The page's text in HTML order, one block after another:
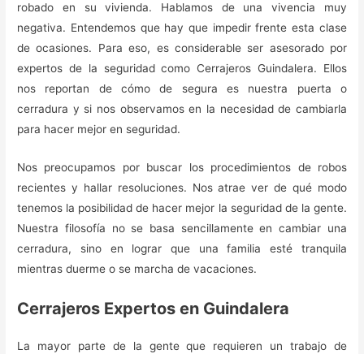
robado en su vivienda. Hablamos de una vivencia muy
negativa. Entendemos que hay que impedir frente esta clase
de ocasiones. Para eso, es considerable ser asesorado por
expertos de la seguridad como Cerrajeros Guindalera. Ellos
nos reportan de cómo de segura es nuestra puerta o
cerradura y si nos observamos en la necesidad de cambiarla
para hacer mejor en seguridad.
Nos preocupamos por buscar los procedimientos de robos
recientes y hallar resoluciones. Nos atrae ver de qué modo
tenemos la posibilidad de hacer mejor la seguridad de la gente.
Nuestra filosofía no se basa sencillamente en cambiar una
cerradura, sino en lograr que una familia esté tranquila
mientras duerme o se marcha de vacaciones.
Cerrajeros Expertos en Guindalera
La mayor parte de la gente que requieren un trabajo de